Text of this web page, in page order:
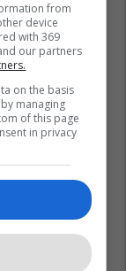
from
device
with 369
our partners
on the basis
managing
of this page
in privacy